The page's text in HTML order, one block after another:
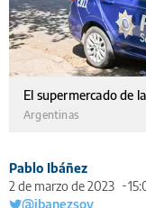
El supermercado de
Argentinas
Pablo Ibáñez
2 de marzo de 2023
@ibanezsoy